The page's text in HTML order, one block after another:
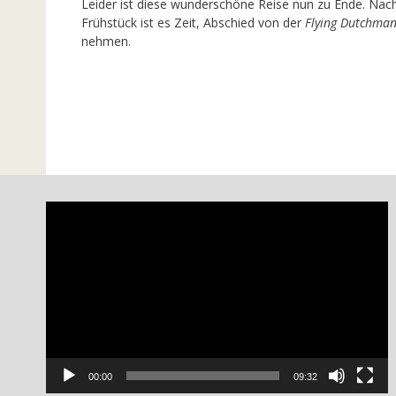
Leider ist diese wunderschöne Reise nun zu Ende.
Frühstück ist es Zeit, Abschied von der Flying Dutchman
nehmen.
00:00 09:32